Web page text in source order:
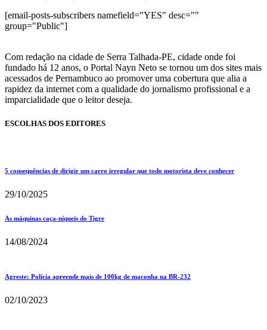
[email-posts-subscribers namefield="YES" desc=""
group="Public"]
Com redação na cidade de Serra Talhada-PE, cidade onde foi
fundado há 12 anos, o Portal Nayn Neto se tornou um dos sites mais
acessados de Pernambuco ao promover uma cobertura que alia a
rapidez da internet com a qualidade do jornalismo profissional e a
imparcialidade que o leitor deseja.
ESCOLHAS DOS EDITORES
5 consequências de dirigir um carro irregular que todo motorista deve conhecer
29/10/2025
As máquinas caça-níqueis do Tigre
14/08/2024
Agreste: Polícia apreende mais de 100kg de maconha na BR-232
02/10/2023